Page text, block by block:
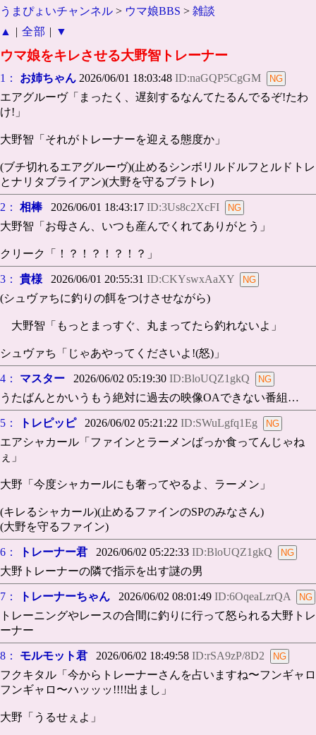
うまぴょいチャンネル > ウマ娘BBS > 雑談
▲
| 全部 | ▼
ウマ娘をキレさせる大野智トレーナー
1： お姉ちゃん 2026/06/01 18:03:48 ID:naGQP5CgGM
エアグルーヴ「まったく、遅刻するなんてたるんでるぞ!たわ
け!」
大野智「それがトレーナーを迎える態度か」
(ブチ切れるエアグルーヴ)(止めるシンボリルドルフとルドトレ
とナリタブライアン)(大野を守るブラトレ)
2： 相棒2026/06/01 18:43:17 ID:3Us8c2XcFI
大野智「お母さん、いつも産んでくれてありがとう」
クリーク「！？！？！？！？」
3： 貴様 2026/06/01 20:55:31 ID:CKYswxAaXY
(シュヴァちに釣りの餌をつけさせながら)
大野智「もっとまっすぐ、丸まってたら釣れないよ」
シュヴァち「じゃあやってくださいよ!(怒)」
4： マスター 2026/06/02 05:19:30 ID:BloUQZ1gkQ
うたばんとかいうもう絶対に過去の映像OAできない番組…
5： トレピッピ2026/06/02 05:21:22 ID:SWuLgfq1Eg
エアシャカール「ファインとラーメンばっか食ってんじゃね
ぇ」
大野「今度シャカールにも奢ってやるよ、ラーメン」
(キレるシャカール)(止めるファインのSPのみなさん)
(大野を守るファイン)
6： トレーナー君 2026/06/02 05:22:33 ID:BloUQZ1gkQ
大野トレーナーの隣で指示を出す謎の男
7： トレーナーちゃん 2026/06/02 08:01:49 ID:6OqeaLzrQA
トレーニングやレースの合間に釣りに行って怒られる大野トレ
ーナー
8： モルモット君 2026/06/02 18:49:58 ID:rSA9zP/8D2
フクキタル「今からトレーナーさんを占いますね〜フンギャロ
フンギャロ〜ハッッッ!!!!出まし」
大野「うるせぇよ」